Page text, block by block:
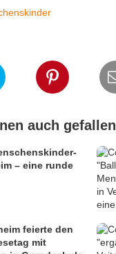
auch gefallen
– eine runde
feierte den
mit